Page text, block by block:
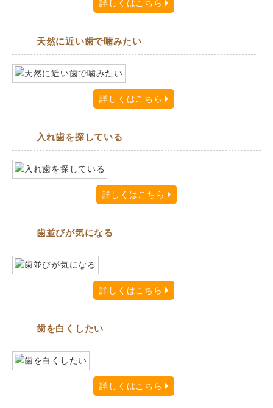
詳しくはこちら
天然に近い歯で噛みたい
詳しくはこちら
入れ歯を探している
詳しくはこちら
歯並びが気になる
詳しくはこちら
歯を白くしたい
詳しくはこちら